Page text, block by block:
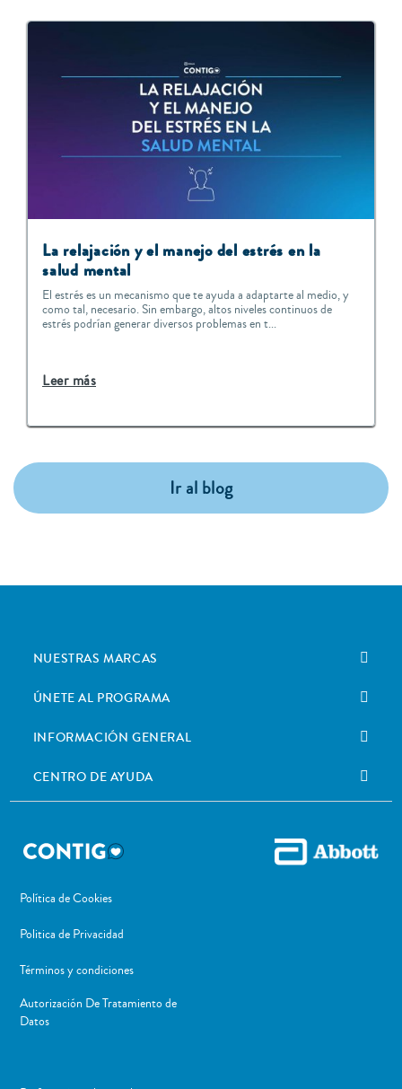
La relajación y el manejo del estrés en la
salud mental
El estrés es un mecanismo que te ayuda a adaptarte al medio, y
como tal, necesario. Sin embargo, altos niveles continuos de
estrés podrían generar diversos problemas en t...
Leer más
Ir al blog
NUESTRAS MARCAS
ÚNETE AL PROGRAMA
INFORMACIÓN GENERAL
CENTRO DE AYUDA
Política de Cookies
Politica de Privacidad
Términos y condiciones
Autorización De Tratamiento de
Datos